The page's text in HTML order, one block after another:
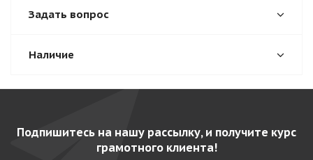
Задать вопрос
Наличие
Подпишитесь на нашу рассылку, и получите курс
грамотного клиента!